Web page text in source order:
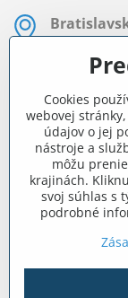
Most pri
Pon - Pia
Facebook
Navigácia
Všetko o
Cookies
webovej
údajov o jej
nástroje a
môžu
krajinách.
svoj súhlas s
podrobné